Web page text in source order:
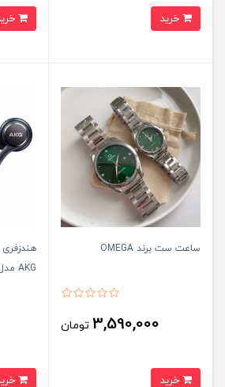
ساعت ست برند OMEGA
3,590,000 تومان
AKG مدل M52